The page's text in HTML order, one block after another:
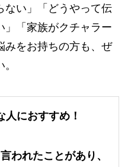
ない」「どうやって伝
」「家族がクチャラー
みをお持ちの方も、ぜ
人におすすめ！
われたことがあり、